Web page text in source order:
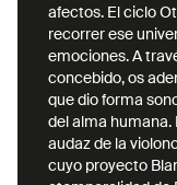
en el Festival
Alicante, el
mujeres Hoy de
por Cuba y
estrenar
compositores
afectos. El ciclo
recorrer ese
emociones. A
concebido, os
que dio forma
del alma humana.
audaz de la
cuyo proyecto